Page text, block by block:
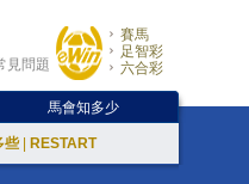
見問題
賽馬
足智彩
六合彩
馬會知多少
些 RESTART